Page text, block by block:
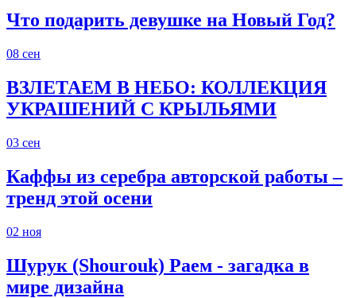
Что подарить девушке на Новый Год?
08 сен
ВЗЛЕТАЕМ В НЕБО: КОЛЛЕКЦИЯ
УКРАШЕНИЙ С КРЫЛЬЯМИ
03 сен
Каффы из серебра авторской работы –
тренд этой осени
02 ноя
Шурук (Shourouk) Раем - загадка в
мире дизайна